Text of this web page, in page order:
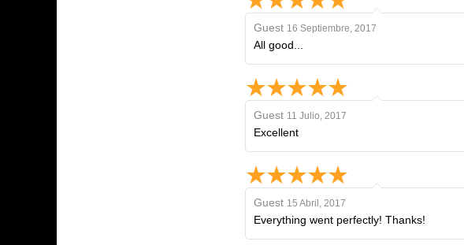
Guest 16 Septiembre, 2017
All good...
Guest 11 Julio, 2017
Excellent
Guest 15 Abril, 2017
Everything went perfectly! Thanks!